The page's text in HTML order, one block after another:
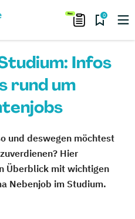
0
Infos
rund um
und deswegen möchtest
Hier
Überblick mit wichtigen
Nebenjob im Studium.